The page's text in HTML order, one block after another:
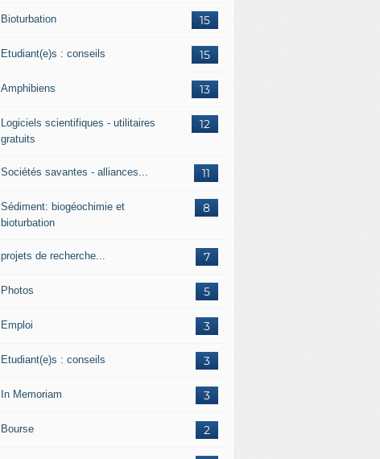
15
Bioturbation
15
Etudiant(e)s : conseils
13
Amphibiens
12
Logiciels scientifiques - utilitaires
gratuits
11
Sociétés savantes - alliances...
8
Sédiment: biogéochimie et
bioturbation
7
projets de recherche...
5
Photos
3
Emploi
3
Etudiant(e)s : conseils
3
In Memoriam
2
Bourse